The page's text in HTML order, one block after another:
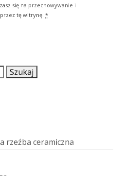
się na przechowywanie i
tę witrynę. *
Szukaj
rzeźba ceramiczna